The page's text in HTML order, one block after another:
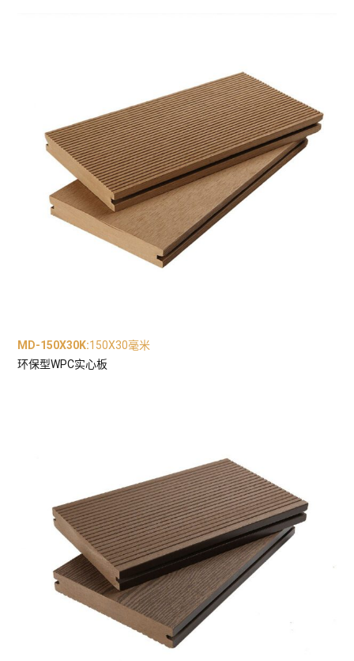
MD-150X30K:150X30毫米
环保型WPC实心板